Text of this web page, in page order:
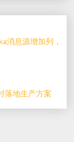
消息源增加列，
落地生产方案